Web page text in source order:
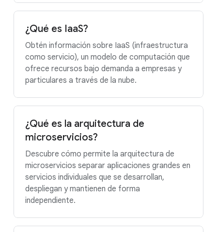
¿Qué es IaaS?
Obtén información sobre IaaS (infraestructura
como servicio), un modelo de computación que
ofrece recursos bajo demanda a empresas y
particulares a través de la nube.
¿Qué es la arquitectura de
microservicios?
Descubre cómo permite la arquitectura de
microservicios separar aplicaciones grandes en
servicios individuales que se desarrollan,
despliegan y mantienen de forma
independiente.